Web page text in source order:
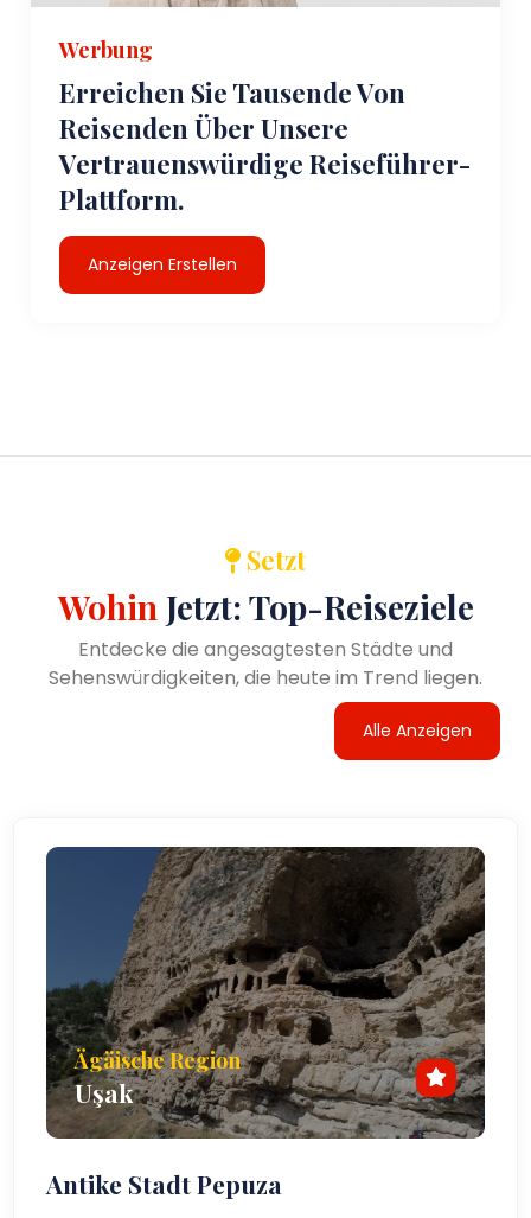
Werbung
Erreichen Sie Tausende Von
Reisenden Über Unsere
Vertrauenswürdige Reiseführer-
Plattform.
Anzeigen Erstellen
Setzt
Wohin Jetzt: Top-Reiseziele
Entdecke die angesagtesten Städte und
Sehenswürdigkeiten, die heute im Trend liegen.
Alle Anzeigen
Ägäische Region
Uşak
Antike Stadt Pepuza